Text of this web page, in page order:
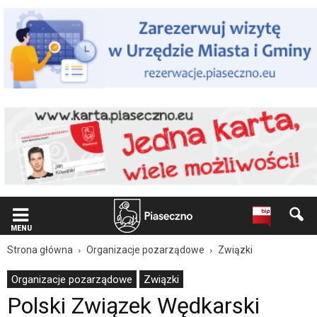
użytkowników
czytników
ekranowych Znajdujesz
się
podstronie
Związek
Wędkarski
Okręg
Mazowiecki
Koło
Gminne
17
Oficjalna
strona
Miasta
MENU
Strona główna Organizacje pozarządowe Związki
Organizacje pozarządowe Związki
Polski Związek Wędkarski